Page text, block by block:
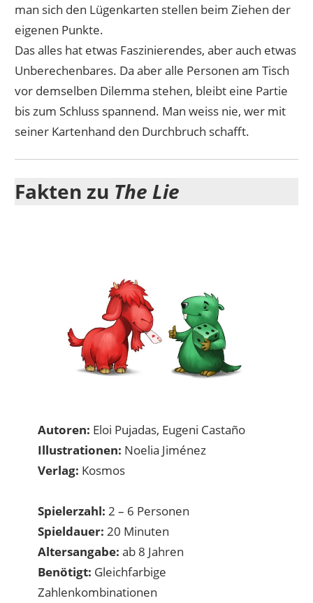
man sich den Lügenkarten stellen beim Ziehen der
eigenen Punkte.
Das alles hat etwas Faszinierendes, aber auch etwas
Unberechenbares. Da aber alle Personen am Tisch
vor demselben Dilemma stehen, bleibt eine Partie
bis zum Schluss spannend. Man weiss nie, wer mit
seiner Kartenhand den Durchbruch schafft.
Fakten zu The Lie
Autoren: Eloi Pujadas, Eugeni Castaño
Illustrationen: Noelia Jiménez
Verlag: Kosmos
Spielerzahl: 2 – 6 Personen
Spieldauer: 20 Minuten
Altersangabe: ab 8 Jahren
Benötigt: Gleichfarbige
Zahlenkombinationen